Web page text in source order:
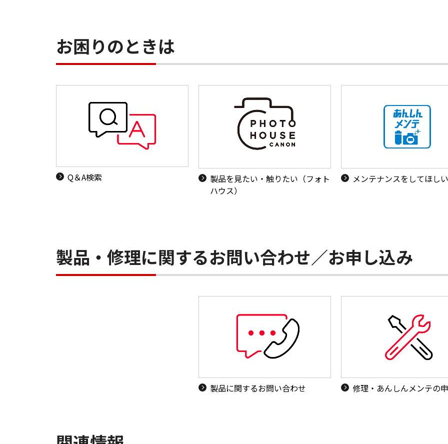
お困りのときは
Q＆A検索
製品を見たい・触りたい（フォト
ハウス）
メンテナンスをしてほしい
製品・修理に関するお問い合わせ／お申し込み
製品に関するお問い合わせ 修理・あんしんメンテの